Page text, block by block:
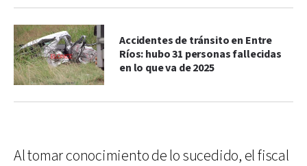
Accidentes de tránsito en Entre
Ríos: hubo 31 personas fallecidas
en lo que va de 2025
Al tomar conocimiento de lo sucedido, el fiscal